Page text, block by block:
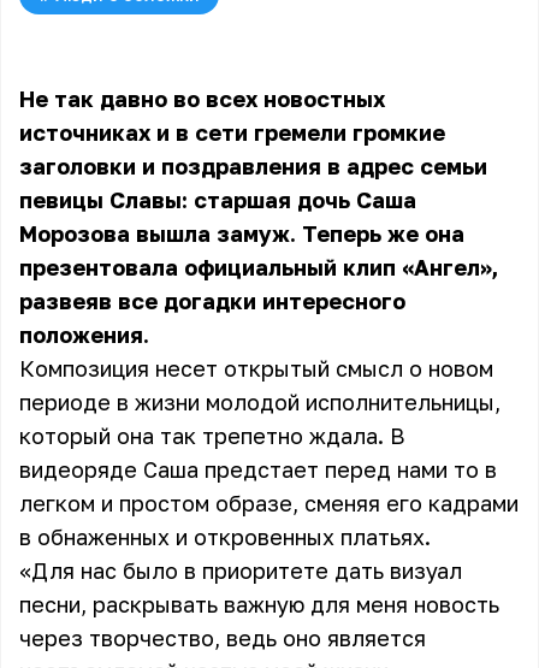
Не так давно во всех новостных
источниках и в сети гремели громкие
заголовки и поздравления в адрес семьи
певицы Славы: старшая дочь Саша
Морозова вышла замуж. Теперь же она
презентовала официальный клип «Ангел»,
развеяв все догадки интересного
положения.
Композиция несет открытый смысл о новом
периоде в жизни молодой исполнительницы,
который она так трепетно ждала. В
видеоряде Саша предстает перед нами то в
легком и простом образе, сменяя его кадрами
в обнаженных и откровенных платьях.
«Для нас было в приоритете дать визуал
песни, раскрывать важную для меня новость
через творчество, ведь оно является